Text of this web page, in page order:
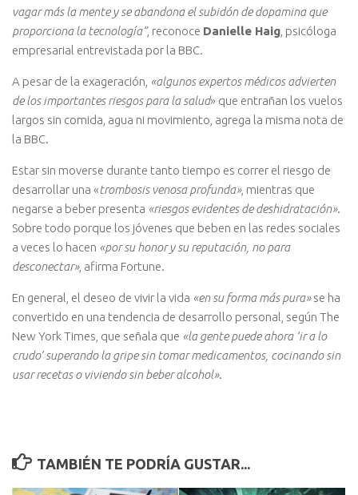
vagar más la mente y se abandona el subidón de dopamina que
proporciona la tecnología”, reconoce Danielle Haig , psicóloga
empresarial entrevistada por la BBC.
A pesar de la exageración, «algunos expertos médicos advierten
de los importantes riesgos para la salud» que entrañan los vuelos
largos sin comida, agua ni movimiento, agrega la misma nota de
la BBC.
Estar sin moverse durante tanto tiempo es correr el riesgo de
desarrollar una «trombosis venosa profunda», mientras que
negarse a beber presenta «riesgos evidentes de deshidratación».
Sobre todo porque los jóvenes que beben en las redes sociales
a veces lo hacen «por su honor y su reputación, no para
desconectar», afirma Fortune.
En general, el deseo de vivir la vida «en su forma más pura»se ha
convertido en una tendencia de desarrollo personal, según The
New York Times, que señala que «la gente puede ahora ‘ir a lo
crudo’ superando la gripe sin tomar medicamentos, cocinando sin
usar recetas o viviendo sin beber alcohol».
TAMBIÉN TE PODRÍA GUSTAR...